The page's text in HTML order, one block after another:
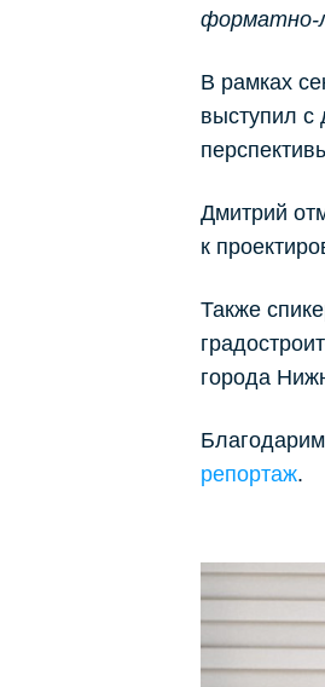
форматно-
В рамках
выступил с
Дмитрий
к
Также
города
Благодарим
репортаж.